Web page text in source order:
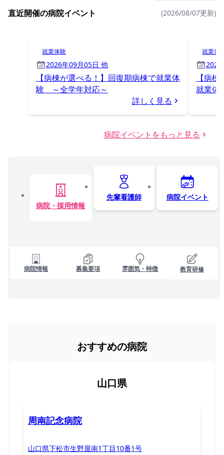
直近開催の病院イベント (2026/08/07更新)
就業体験
2026年09月05日 他
【病棟が選べる！】回復期病棟で就業体
験 ～全学年対応～
詳しく見る
就業体
2026
【病
就業体
病院イベントをもっと見る
病院・採用情報
先輩看護師 病院イベント
病院情報 募集要項 雰囲気・特徴 教育研修
おすすめの病院
山口県
周南記念病院
山口県下松市生野屋南1丁目10番1号